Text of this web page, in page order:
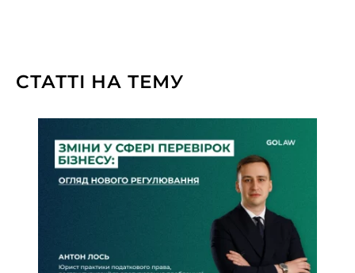
СТАТТІ НА ТЕМУ